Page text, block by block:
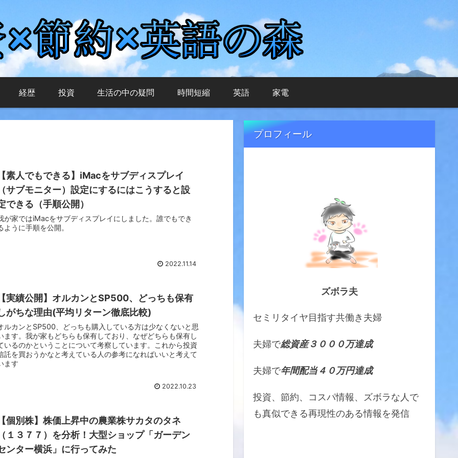
経歴 投資 生活の中の疑問 時間短縮 英語 家電
素人でもできる】iMacをサブディスプレイ
サブモニター）設定にするにはこうすると設
できる（手順公開）
が家ではiMacをサブディスプレイにしました。誰でもでき
ように手順を公開。
2022.11.14
実績公開】オルカンとSP500、どっちも保有
がちな理由(平均リターン徹底比較)
ルカンとSP500、どっちも購入している方は少なくないと思
ます。我が家もどちらも保有しており、なぜどちらも保有し
いるのかということについて考察しています。これから投資
託を買おうかなと考えている人の参考になればいいと考えて
ます
2022.10.23
個別株】株価上昇中の農業株サカタのタネ
１３７７）を分析！大型ショップ「ガーデン
ンター横浜」に行ってみた
プロフィール
ズボラ夫
セミリタイヤ目指す共働き夫婦
夫婦で総資産３０００万達成
夫婦で年間配当４０万円達成
投資、節約、コスパ情報、ズボラな人で
も真似できる再現性のある情報を発信